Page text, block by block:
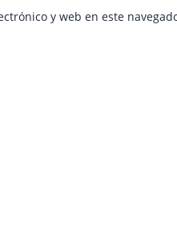
y web en este